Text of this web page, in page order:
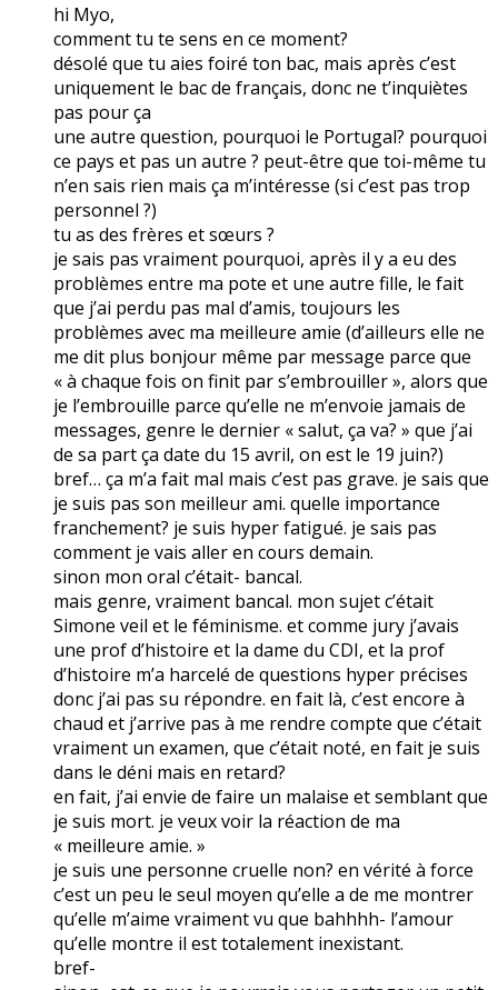
hi Myo,
comment tu te sens en ce moment?
désolé que tu aies foiré ton bac, mais après c’est
uniquement le bac de français, donc ne t’inquiètes
pas pour ça
une autre question, pourquoi le Portugal? pourquoi
ce pays et pas un autre ? peut-être que toi-même tu
n’en sais rien mais ça m’intéresse (si c’est pas trop
personnel ?)
tu as des frères et sœurs ?
je sais pas vraiment pourquoi, après il y a eu des
problèmes entre ma pote et une autre fille, le fait
que j’ai perdu pas mal d’amis, toujours les
problèmes avec ma meilleure amie (d’ailleurs elle ne
me dit plus bonjour même par message parce que
« à chaque fois on finit par s’embrouiller », alors que
je l’embrouille parce qu’elle ne m’envoie jamais de
messages, genre le dernier « salut, ça va? » que j’ai
de sa part ça date du 15 avril, on est le 19 juin?)
bref… ça m’a fait mal mais c’est pas grave. je sais que
je suis pas son meilleur ami. quelle importance
franchement? je suis hyper fatigué. je sais pas
comment je vais aller en cours demain.
sinon mon oral c’était- bancal.
mais genre, vraiment bancal. mon sujet c’était
Simone veil et le féminisme. et comme jury j’avais
une prof d’histoire et la dame du CDI, et la prof
d’histoire m’a harcelé de questions hyper précises
donc j’ai pas su répondre. en fait là, c’est encore à
chaud et j’arrive pas à me rendre compte que c’était
vraiment un examen, que c’était noté, en fait je suis
dans le déni mais en retard?
en fait, j’ai envie de faire un malaise et semblant que
je suis mort. je veux voir la réaction de ma
« meilleure amie. »
je suis une personne cruelle non? en vérité à force
c’est un peu le seul moyen qu’elle a de me montrer
qu’elle m’aime vraiment vu que bahhhh- l’amour
qu’elle montre il est totalement inexistant.
bref-